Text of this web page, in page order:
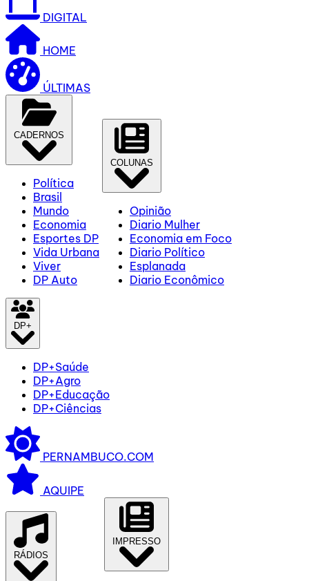
DIGITAL
HOME
ÚLTIMAS
CADERNOS
Política
Brasil
Mundo
Economia
Esportes DP
Vida Urbana
Viver
DP Auto
COLUNAS
Opinião
Diario Mulher
Economia em Foco
Diario Político
Esplanada
Diario Econômico
DP+
DP+Saúde
DP+Agro
DP+Educação
DP+Ciências
PERNAMBUCO.COM
AQUIPE
RÁDIOS
IMPRESSO